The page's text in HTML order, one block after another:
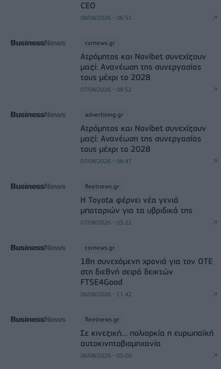
CEO
08/08/2026 - 06:51
csrnews.gr
Ατρόμητος και Novibet συνεχίζουν
μαζί: Ανανέωση της συνεργασίας
τους μέχρι το 2028
07/08/2026 - 08:52
advertising.gr
Ατρόμητος και Novibet συνεχίζουν
μαζί: Ανανέωση της συνεργασίας
τους μέχρι το 2028
07/08/2026 - 08:47
fleetnews.gr
Η Toyota φέρνει νέα γενιά
μπαταριών για τα υβριδικά της
07/08/2026 - 05:22
csrnews.gr
18η συνεχόμενη χρονιά για τον ΟΤΕ
στη διεθνή σειρά δεικτών
FTSE4Good
06/08/2026 - 11:42
fleetnews.gr
Σε κινεζική… πολιορκία η ευρωπαϊκή
αυτοκινητοβιομηχανία
06/08/2026 - 05:00